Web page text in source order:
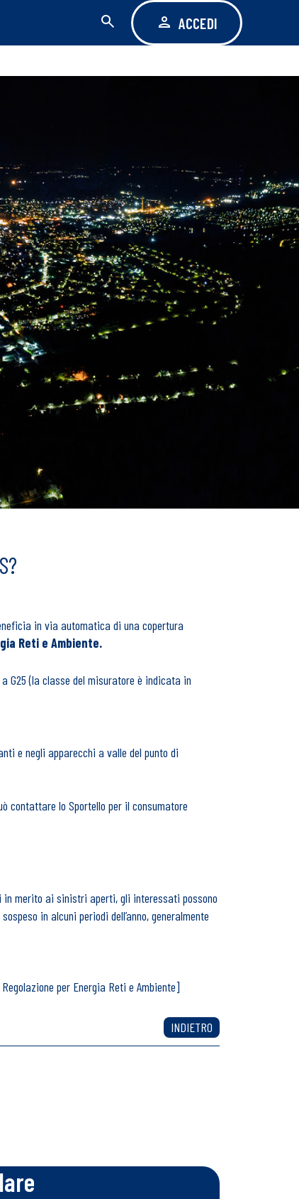
ACCEDI
in via automatica di una copertura
Reti e Ambiente.
G25 (la classe del misuratore è indicata in
e negli apparecchi a valle del punto di
contattare lo Sportello per il consumatore
in merito ai sinistri aperti, gli interessati possono
in alcuni periodi dell’anno, generalmente
Regolazione per Energia Reti e Ambiente]
INDIETRO